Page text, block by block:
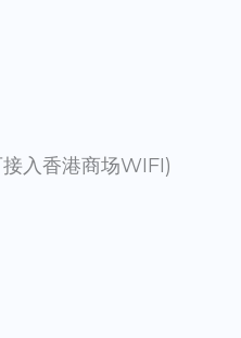
入香港商场WIFI)